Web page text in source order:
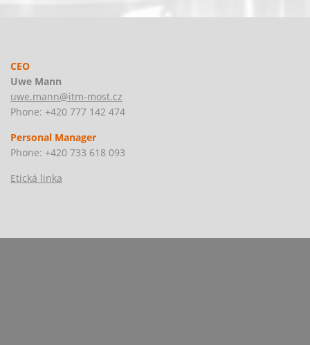
CEO
Uwe Mann
uwe.mann@itm-most.cz
Phone: +420 777 142 474
Personal Manager
Phone: +420 733 618 093
Etická linka